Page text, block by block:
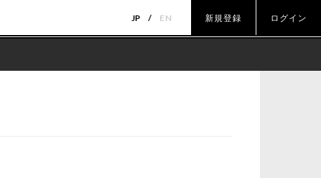
JP EN 新規登録 ログイン